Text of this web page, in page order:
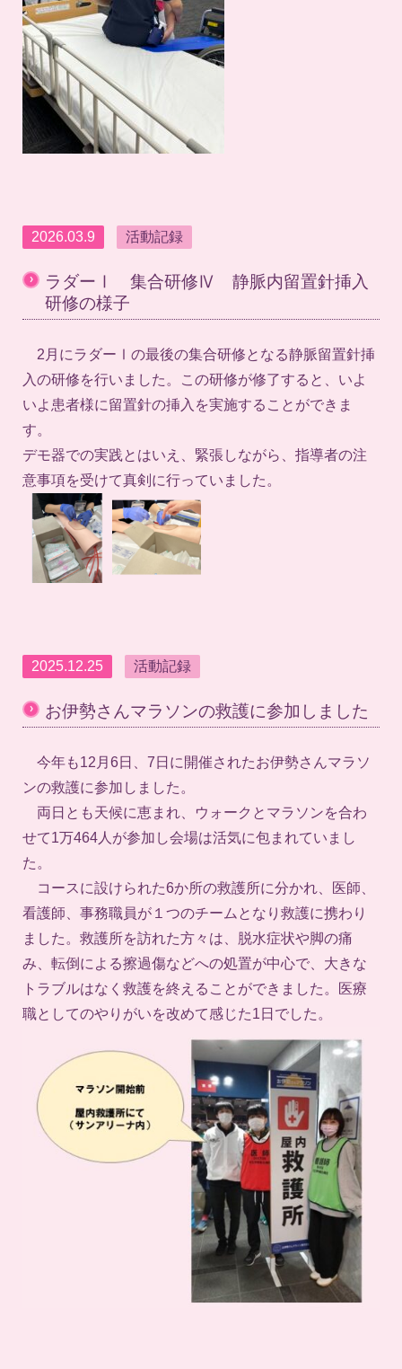
2026.03.9 活動記録
›
ラダーⅠ 集合研修Ⅳ 静脈内留置針挿入
研修の様子
2月にラダーⅠの最後の集合研修となる静脈留置針挿
入の研修を行いました。この研修が修了すると、いよ
いよ患者様に留置針の挿入を実施することができま
す。
デモ器での実践とはいえ、緊張しながら、指導者の注
意事項を受けて真剣に行っていました。
2025.12.25 活動記録
› お伊勢さんマラソンの救護に参加しました
今年も12月6日、7日に開催されたお伊勢さんマラソ
ンの救護に参加しました。
両日とも天候に恵まれ、ウォークとマラソンを合わ
せて1万464人が参加し会場は活気に包まれていまし
た。
コースに設けられた6か所の救護所に分かれ、医師、
看護師、事務職員が１つのチームとなり救護に携わり
ました。救護所を訪れた方々は、脱水症状や脚の痛
み、転倒による擦過傷などへの処置が中心で、大きな
トラブルはなく救護を終えることができました。医療
職としてのやりがいを改めて感じた1日でした。